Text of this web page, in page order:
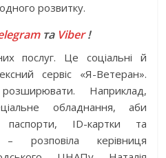
розвитку.
та Viber!
послуг. Це соціальні й
сервіс «Я-Ветеран».
Наприклад,
обладнання, аби
паспорти, ID-картки та
– розповіла керівниця